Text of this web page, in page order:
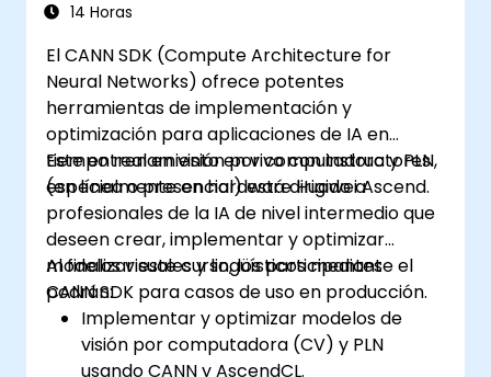
14 Horas
El CANN SDK (Compute Architecture for
Neural Networks) ofrece potentes
herramientas de implementación y
optimización para aplicaciones de IA en
tiempo real en visión por computadora y PLN,
especialmente en hardware Huawei Ascend.
Este entrenamiento en vivo con instructores
(en línea o presencial) está dirigido a
profesionales de la IA de nivel intermedio que
deseen crear, implementar y optimizar
modelos visuales y lingüísticos mediante el
CANN SDK para casos de uso en producción.
Al finalizar este curso, los participantes
podrán:
Implementar y optimizar modelos de
visión por computadora (CV) y PLN
usando CANN y AscendCL.